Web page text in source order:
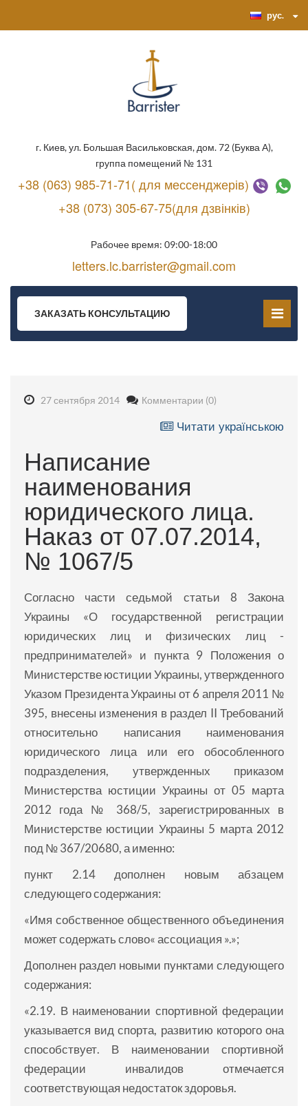
рус.
г. Киев, ул. Большая Васильковская, дом. 72 (Буква А),
группа помещений № 131
+38 (063) 985-71-71( для мессенджерів)
+38 (073) 305-67-75(для дзвінків)
Рабочее время: 09:00-18:00
letters.lc.barrister@gmail.com
ЗАКАЗАТЬ КОНСУЛЬТАЦИЮ
27 сентября 2014 Комментарии (0)
Читати українською
Написание
наименования
юридического лица.
Наказ от 07.07.2014,
№ 1067/5
Согласно части седьмой статьи 8 Закона
Украины «О государственной регистрации
юридических лиц и физических лиц -
предпринимателей» и пункта 9 Положения о
Министерстве юстиции Украины, утвержденного
Указом Президента Украины от 6 апреля 2011 №
395, внесены изменения в раздел II Требований
относительно написания наименования
юридического лица или его обособленного
подразделения, утвержденных приказом
Министерства юстиции Украины от 05 марта
2012 года № 368/5, зарегистрированных в
Министерстве юстиции Украины 5 марта 2012
под № 367/20680, а именно:
пункт 2.14 дополнен новым абзацем
следующего содержания:
«Имя собственное общественного объединения
может содержать слово« ассоциация ».»;
Дополнен раздел новыми пунктами следующего
содержания:
«2.19. В наименовании спортивной федерации
указывается вид спорта, развитию которого она
способствует. В наименовании спортивной
федерации инвалидов отмечается
соответствующая недостаток здоровья.